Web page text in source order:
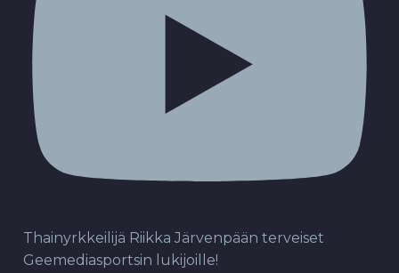
Thainyrkkeilijä Riikka Järvenpään terveiset
Geemediasportsin lukijoille!